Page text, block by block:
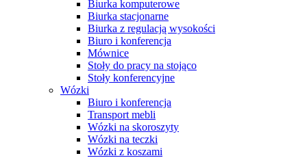
Biurka komputerowe
Biurka stacjonarne
Biurka z regulacją wysokości
Biuro i konferencja
Mównice
Stoły do pracy na stojąco
Stoły konferencyjne
Wózki
Biuro i konferencja
Transport mebli
Wózki na skoroszyty
Wózki na teczki
Wózki z koszami